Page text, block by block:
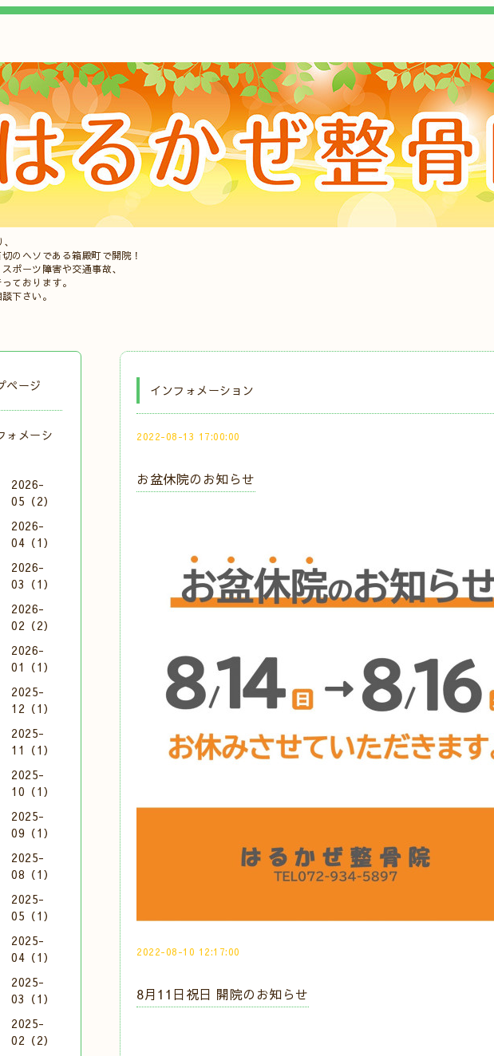
のヘソである箱殿町で開院！
ポーツ障害や交通事故、
ております。
下さい。
インフォメーション
2022-08-13 17:00:00
お盆休院のお知らせ
2022-08-10 12:17:00
8月11日祝日 開院のお知らせ
ページ
ォメーシ
2026-
05（2）
2026-
04（1）
2026-
03（1）
2026-
02（2）
2026-
01（1）
2025-
12（1）
2025-
11（1）
2025-
10（1）
2025-
09（1）
2025-
08（1）
2025-
05（1）
2025-
04（1）
2025-
03（1）
2025-
02（2）